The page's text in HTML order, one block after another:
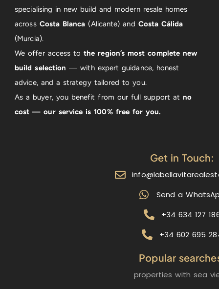
specialising in new build and modern resale homes
across Costa Blanca(Alicante) and Costa Cálida
(Murcia).
We offer access tothe region’s most complete new
build selection — with expert guidance, honest
advice, and a strategy tailored to you.
As a buyer, you benefit from our full support at no
cost — our service is 100% free for you.
Get in Touch:
Send a
+34 634 127
+34 602 695
Popular
properties with sea